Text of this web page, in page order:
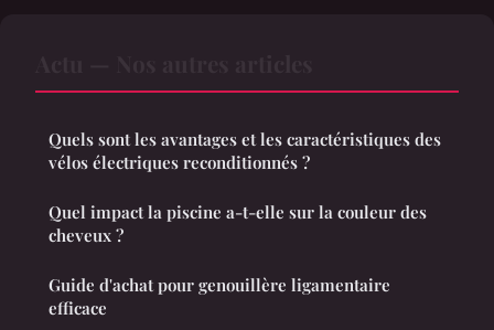
Quels sont les avantages et les caractéristiques des
vélos électriques reconditionnés ?
Quel impact la piscine a-t-elle sur la couleur des
cheveux ?
Guide d'achat pour genouillère ligamentaire
efficace